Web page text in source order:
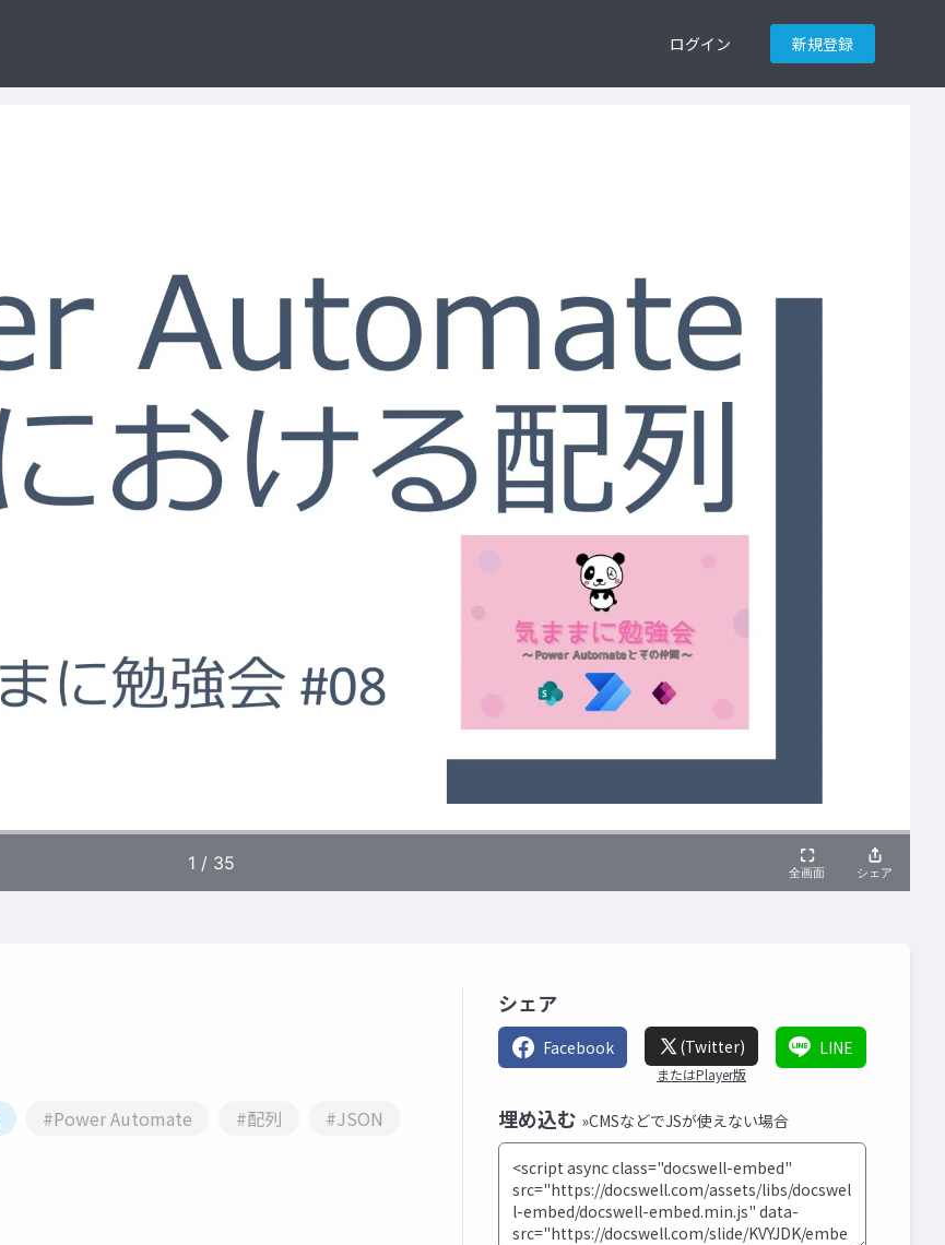
ログイン 新規登録
#Power Automate #配列
#JSON
シェア
Facebook (Twitter)
またはPlayer版
LINE
埋め込む »CMSなどでJSが使えない場合